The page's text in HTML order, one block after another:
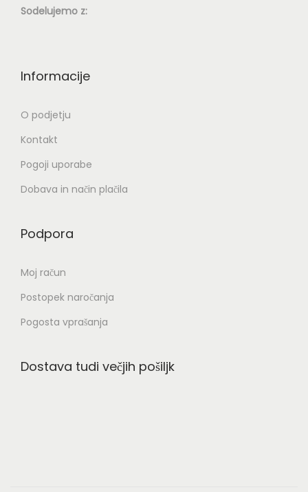
Sodelujemo z:
Informacije
O podjetju
Kontakt
Pogoji uporabe
Dobava in način plačila
Podpora
Moj račun
Postopek naročanja
Pogosta vprašanja
Dostava tudi večjih pošiljk